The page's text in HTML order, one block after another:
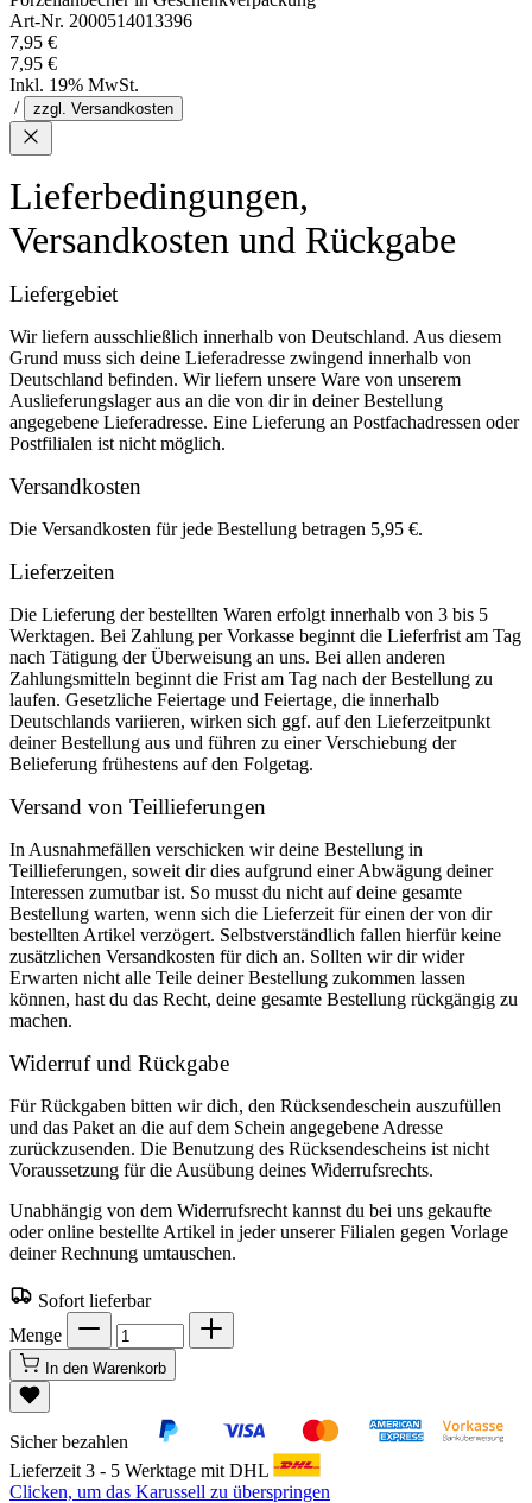
Art-Nr. 2000514013396
7,95 €
7,95 €
Inkl. 19% MwSt.
/
zzgl. Versandkosten
Lieferbedingungen,
Versandkosten und Rückgabe
Liefergebiet
Wir liefern ausschließlich innerhalb von Deutschland. Aus diesem
Grund muss sich deine Lieferadresse zwingend innerhalb von
Deutschland befinden. Wir liefern unsere Ware von unserem
Auslieferungslager aus an die von dir in deiner Bestellung
angegebene Lieferadresse. Eine Lieferung an Postfachadressen oder
Postfilialen ist nicht möglich.
Versandkosten
Die Versandkosten für jede Bestellung betragen 5,95 €.
Lieferzeiten
Die Lieferung der bestellten Waren erfolgt innerhalb von 3 bis 5
Werktagen. Bei Zahlung per Vorkasse beginnt die Lieferfrist am Tag
nach Tätigung der Überweisung an uns. Bei allen anderen
Zahlungsmitteln beginnt die Frist am Tag nach der Bestellung zu
laufen. Gesetzliche Feiertage und Feiertage, die innerhalb
Deutschlands variieren, wirken sich ggf. auf den Lieferzeitpunkt
deiner Bestellung aus und führen zu einer Verschiebung der
Belieferung frühestens auf den Folgetag.
Versand von Teillieferungen
In Ausnahmefällen verschicken wir deine Bestellung in
Teillieferungen, soweit dir dies aufgrund einer Abwägung deiner
Interessen zumutbar ist. So musst du nicht auf deine gesamte
Bestellung warten, wenn sich die Lieferzeit für einen der von dir
bestellten Artikel verzögert. Selbstverständlich fallen hierfür keine
zusätzlichen Versandkosten für dich an. Sollten wir dir wider
Erwarten nicht alle Teile deiner Bestellung zukommen lassen
können, hast du das Recht, deine gesamte Bestellung rückgängig zu
machen.
Widerruf und Rückgabe
Für Rückgaben bitten wir dich, den Rücksendeschein auszufüllen
und das Paket an die auf dem Schein angegebene Adresse
zurückzusenden. Die Benutzung des Rücksendescheins ist nicht
Voraussetzung für die Ausübung deines Widerrufsrechts.
Unabhängig von dem Widerrufsrecht kannst du bei uns gekaufte
oder online bestellte Artikel in jeder unserer Filialen gegen Vorlage
deiner Rechnung umtauschen.
Sofort lieferbar
Menge
In den Warenkorb
Sicher bezahlen
Lieferzeit 3 - 5 Werktage mit DHL
Clicken, um das Karussell zu überspringen